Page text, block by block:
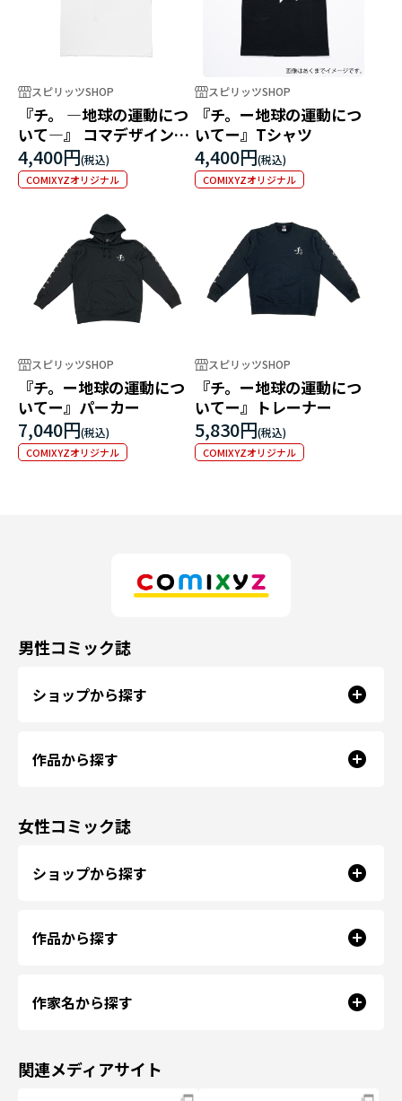
スピリッツSHOP
『チ。 ―地球の運動につ
いて―』 コマデザインT
シャツ オクジー
4,400円
COMIXYZオリジナル
スピリッツSHOP
『チ。ー地球の運動につ
いてー』Tシャツ
4,400円
COMIXYZオリジナル
スピリッツSHOP
『チ。ー地球の運動につ
いてー』パーカー
7,040円
COMIXYZオリジナル
スピリッツSHOP
『チ。ー地球の運動につ
いてー』トレーナー
5,830円
COMIXYZオリジナル
男性コミック誌
ショップから探す
作品から探す
女性コミック誌
ショップから探す
作品から探す
作家名から探す
関連メディアサイト